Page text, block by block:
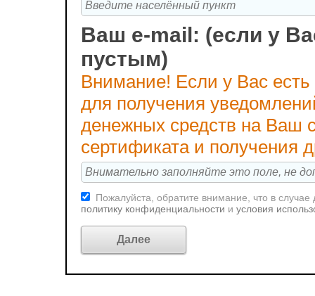
Ваш e-mail: (если у
пустым)
Внимание! Если у Вас
для получения
денежных средств на Ваш
сертификата и получения
Пожалуйста, обратите внимание, что в
политику конфиденциальности и условия